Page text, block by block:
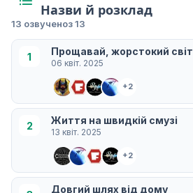
Назви й розклад
13 озвученоз 13
1 Прощавай, жорстокий світ
06 квіт. 2025
+2
2 Життя на швидкій смузі
13 квіт. 2025
+2
Довгий шлях від дому